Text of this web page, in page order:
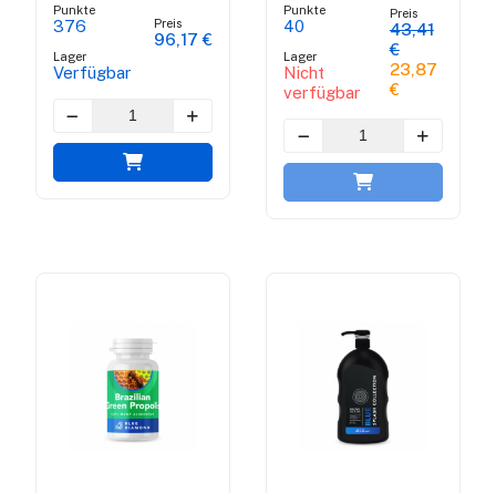
Punkte
376
Lager
Verfügbar
Preis
96,17 €
Punkte
40
Lager
Nicht
verfügbar
Preis
43,41
€
23,87
€